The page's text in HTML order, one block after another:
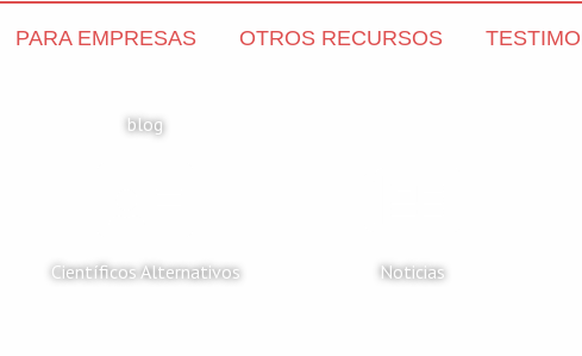
PARA EMPRESAS OTROS RECURSOS
blog
Científicos Alternativos Noticias